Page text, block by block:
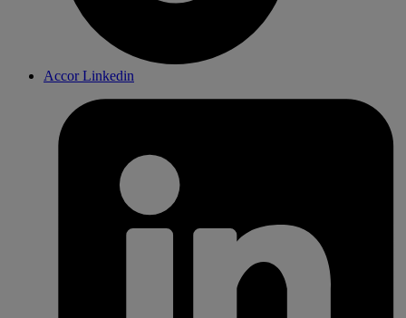
Accor Linkedin